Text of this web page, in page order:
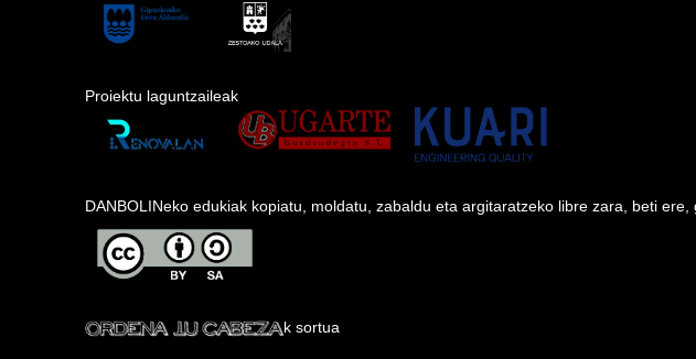
Proiektu laguntzaileak
DANBOLINeko edukiak kopiatu, moldatu, zabaldu eta argitaratzeko libre zara, beti
k sortua